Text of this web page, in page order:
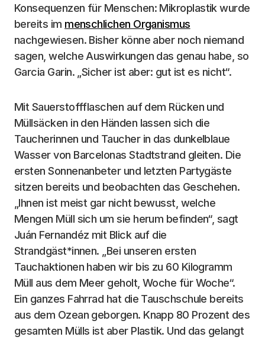
Konsequenzen für Menschen: Mikroplastik wurde
bereits im menschlichen Organismus
nachgewiesen. Bisher könne aber noch niemand
sagen, welche Auswirkungen das genau habe, so
Garcia Garin. „Sicher ist aber: gut ist es nicht“.
Mit Sauerstoffflaschen auf dem Rücken und
Müllsäcken in den Händen lassen sich die
Taucherinnen und Taucher in das dunkelblaue
Wasser von Barcelonas Stadtstrand gleiten. Die
ersten Sonnenanbeter und letzten Partygäste
sitzen bereits und beobachten das Geschehen.
„Ihnen ist meist gar nicht bewusst, welche
Mengen Müll sich um sie herum befinden“, sagt
Juán Fernandéz mit Blick auf die
Strandgäst*innen. „Bei unseren ersten
Tauchaktionen haben wir bis zu 60 Kilogramm
Müll aus dem Meer geholt, Woche für Woche“.
Ein ganzes Fahrrad hat die Tauschschule bereits
aus dem Ozean geborgen. Knapp 80 Prozent des
gesamten Mülls ist aber Plastik. Und das gelangt